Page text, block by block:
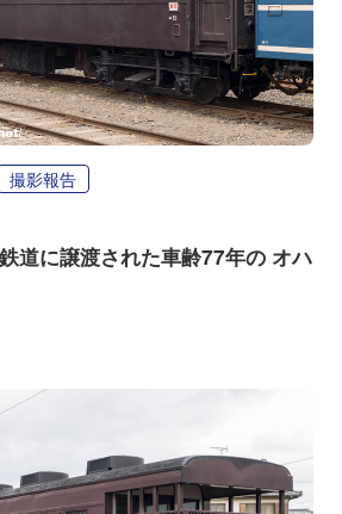
撮影報告
道に譲渡された車齢77年の オハ